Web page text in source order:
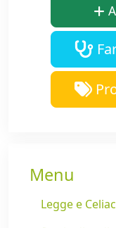
Menu
Legge e